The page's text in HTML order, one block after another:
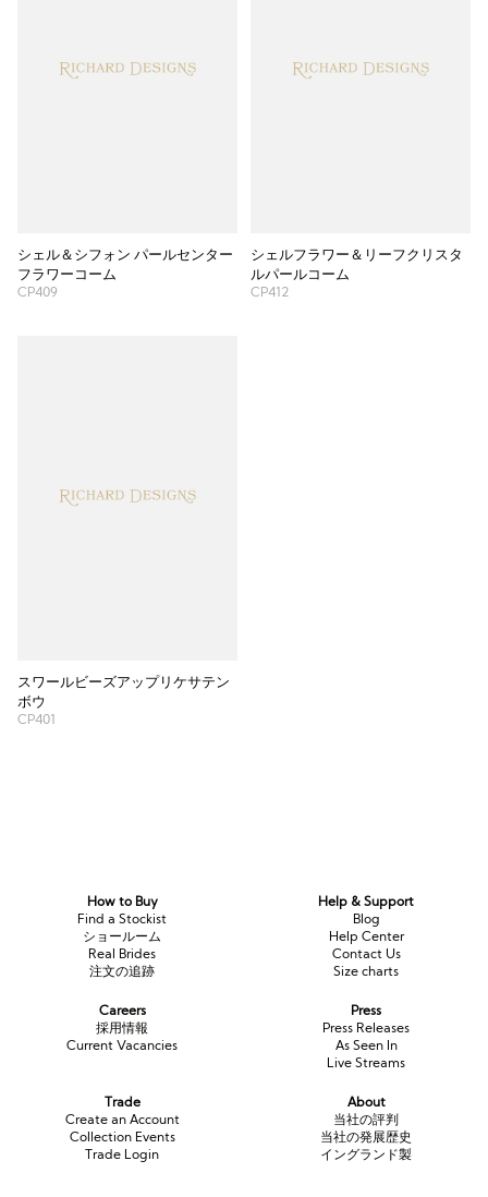
シェル＆シフォン パールセンター
フラワーコーム
CP409
シェルフラワー＆リーフクリスタ
ルパールコーム
CP412
スワールビーズアップリケサテン
ボウ
CP401
How to Buy
Find a Stockist
ショールーム
Real Brides
注文の追跡
Help & Support
Blog
Help Center
Contact Us
Size charts
Careers
採用情報
Current Vacancies
Press
Press Releases
As Seen In
Live Streams
Trade
Create an Account
Collection Events
Trade Login
About
当社の評判
当社の発展歴史
イングランド製